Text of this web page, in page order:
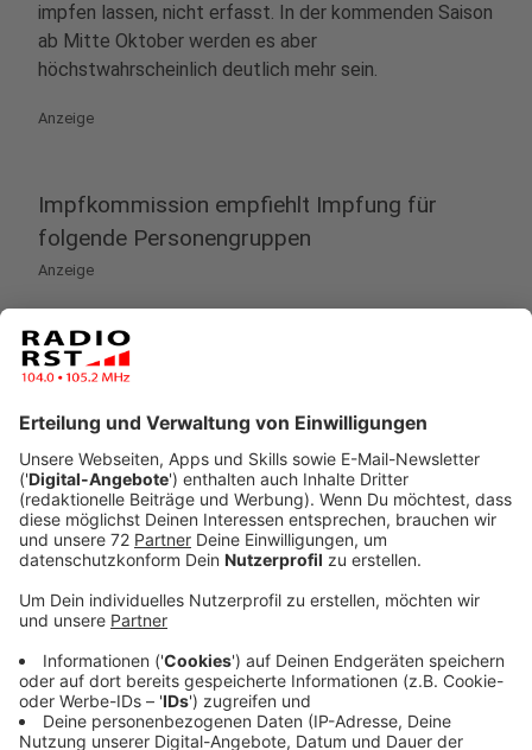
impfen lassen, nicht erfasst. In der kommenden Saison
ab Mitte Oktober werden es aber
höchstwahrscheinlich deutlich mehr sein.
Anzeige
Impfkommission empfiehlt Impfung für
folgende Personengruppen
Anzeige
Die Ständige Impfkommission empfehle die
Influenzaimpfung für alle Personen ab 60 Jahren, für
chronisch Kranke, für Bewohner von Alters- oder
Pflegeheimen und Personen, die in einem Haushalt mit
Risikopersonen leben oder Risikopersonen betreuen,
wie das Landeszentrum Gesundheit Nordrhein-
Westfalen erklärte.
Auch Menschen mit erhöhter Gefährdung wie
medizinisches Personal und Personen in Einrichtungen
mit umfangreichem Publikumsverkehr sollten sich
demnach impfen lassen. Für Schwangere gibt es